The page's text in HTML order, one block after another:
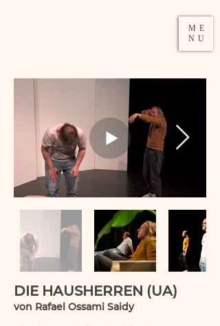
ME
NU
DIE HAUSHERREN (UA)
von Rafael Ossami Saidy